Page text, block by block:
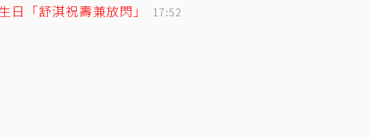
「舒淇祝壽兼放閃」 17:52